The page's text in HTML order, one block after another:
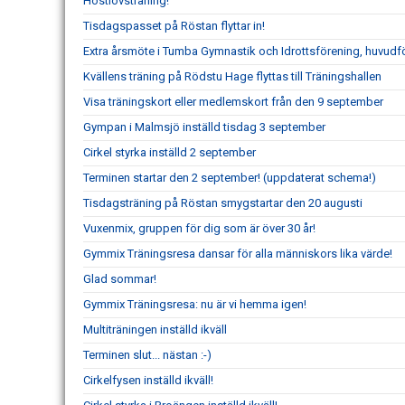
Tisdagspasset på Röstan flyttar in!
Extra årsmöte i Tumba Gymnastik och Idrottsförening,
Kvällens träning på Rödstu Hage flyttas till Träningshallen
Visa träningskort eller medlemskort från den 9 september
Gympan i Malmsjö inställd tisdag 3 september
Cirkel styrka inställd 2 september
Terminen startar den 2 september! (uppdaterat schema!)
Tisdagsträning på Röstan smygstartar den 20 augusti
Vuxenmix, gruppen för dig som är över 30 år!
Gymmix Träningsresa dansar för alla människors lika värde!
Glad sommar!
Gymmix Träningsresa: nu är vi hemma igen!
Multiträningen inställd ikväll
Terminen slut... nästan :-)
Cirkelfysen inställd ikväll!